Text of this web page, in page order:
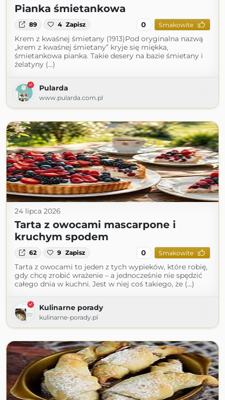
Pianka śmietankowa
89 4 Zapisz 0 Smakowite
Krem z kwaśnej śmietany (1913)Pod oryginalna nazwą
„krem z kwaśnej śmietany” kryje się miękka,
śmietankowa pianka. Takie desery na bazie śmietany i
żelatyny (...)
Pularda
www.pularda.com.pl
24 lipca 2026
Tarta z owocami mascarpone i
kruchym spodem
62 9 Zapisz 0 Smakowite
Tarta z owocami to jeden z tych wypieków, które robię,
gdy chcę zrobić wrażenie – a jednocześnie nie spędzić
całego dnia w kuchni. Jest w niej coś takiego, że (...)
Kulinarne porady
kulinarne-porady.pl